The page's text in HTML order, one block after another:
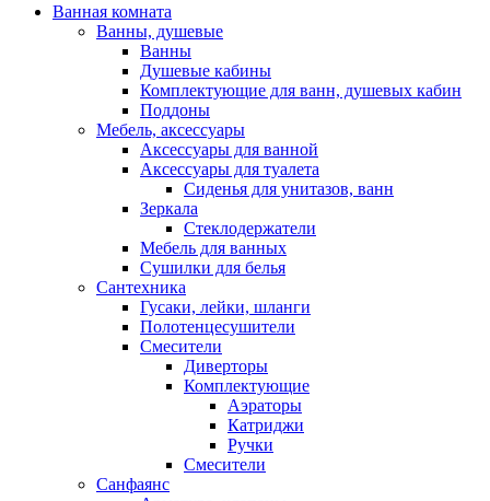
Ванная комната
Ванны, душевые
Ванны
Душевые кабины
Комплектующие для ванн, душевых кабин
Поддоны
Мебель, аксессуары
Аксессуары для ванной
Аксессуары для туалета
Сиденья для унитазов, ванн
Зеркала
Стеклодержатели
Мебель для ванных
Сушилки для белья
Сантехника
Гусаки, лейки, шланги
Полотенцесушители
Смесители
Диверторы
Комплектующие
Аэраторы
Катриджи
Ручки
Смесители
Санфаянс